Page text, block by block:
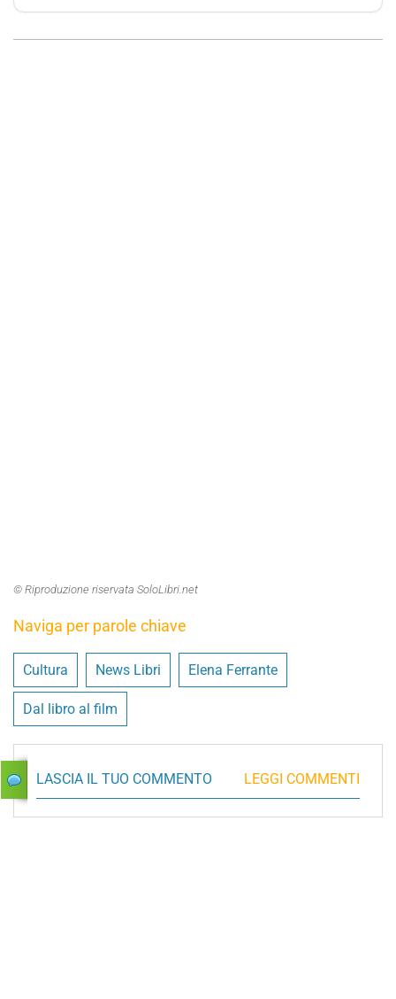
© Riproduzione riservata SoloLibri.net
Naviga per parole chiave
Cultura News Libri Elena Ferrante
Dal libro al film
LASCIA IL TUO COMMENTO LEGGI COMMENTI